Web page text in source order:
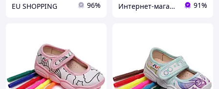
EU SHOPPING 96% Интернет-магазин "ЕXCLUSIVE" 91%